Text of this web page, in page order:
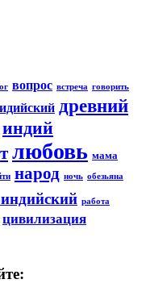
вопрос встреча говорить
древний
индий
любовь мама
народ ночь обезьяна
работа
цивилизация